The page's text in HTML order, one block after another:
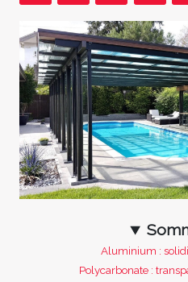
Aluminium :
Polycarbonate :